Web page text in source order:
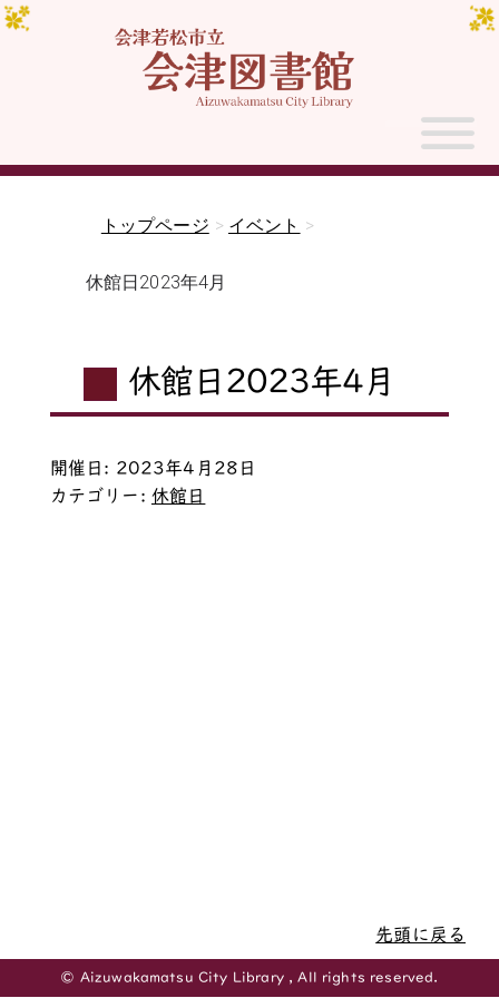
トップページ > イベント >
休館日2023年4月
休館日2023年4月
開催日: 2023年4月28日
カテゴリー: 休館日
先頭に戻る
© Aizuwakamatsu City Library , All rights reserved.